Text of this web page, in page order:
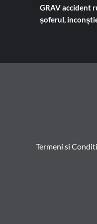
GRAV accident
șoferul,
Termeni si